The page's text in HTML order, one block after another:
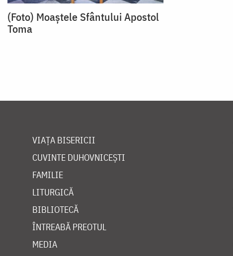
(Foto) Moaștele Sfântului Apostol
Toma
VIAȚA BISERICII
CUVINTE DUHOVNICEȘTI
FAMILIE
LITURGICĂ
BIBLIOTECĂ
ÎNTREABĂ PREOTUL
MEDIA